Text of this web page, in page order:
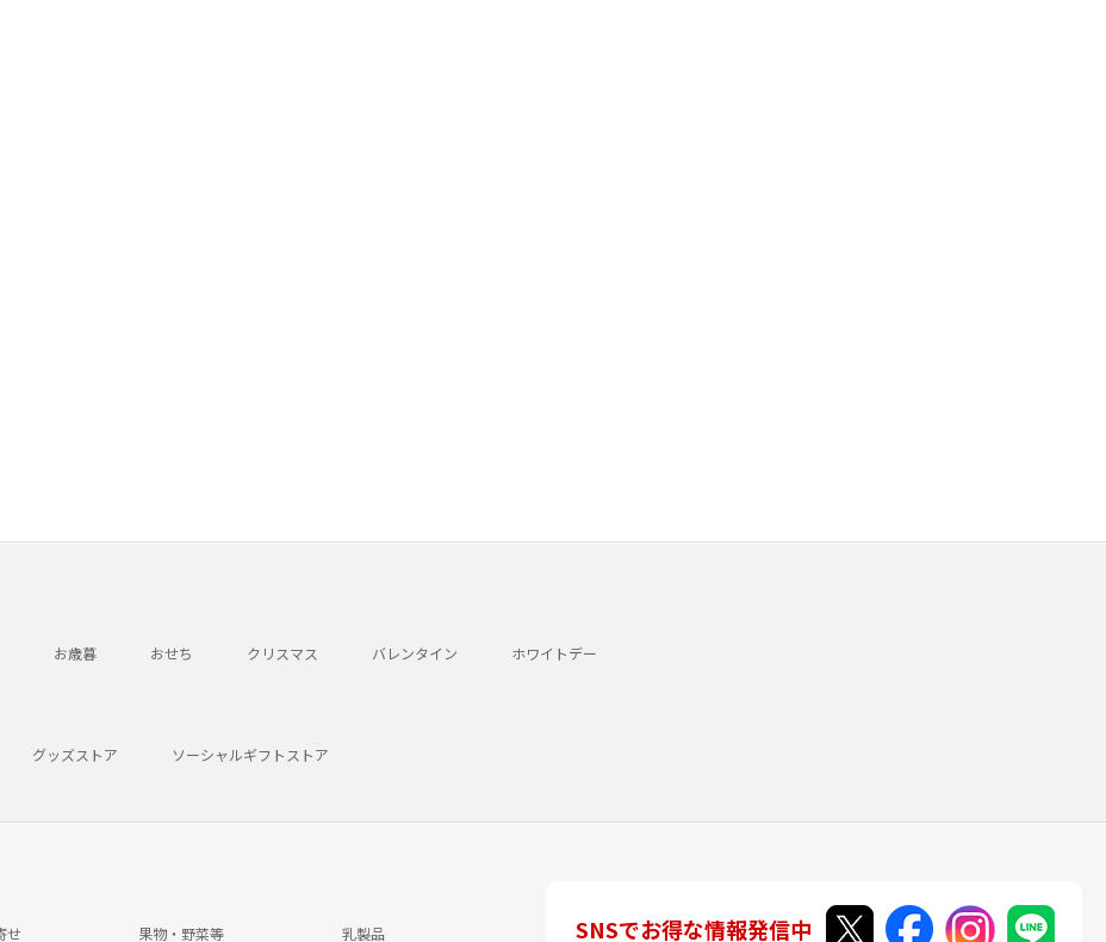
お歳暮 おせち クリスマス バレンタイン ホワイトデー
グッズストア ソーシャルギフトストア
せ 果物・野菜等 乳製品 SNSでお得な情報発信中